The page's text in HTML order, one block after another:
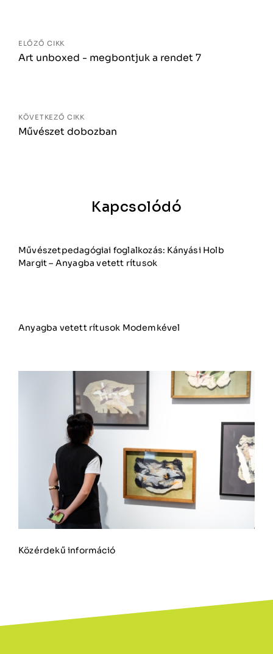
ELŐZŐ CIKK
Art unboxed - megbontjuk a rendet 7
KÖVETKEZŐ CIKK
Művészet dobozban
Kapcsolódó
Művészetpedagógiai foglalkozás: Kányási Holb
Margit – Anyagba vetett rítusok
Anyagba vetett rítusok Modemkével
Közérdekű információ